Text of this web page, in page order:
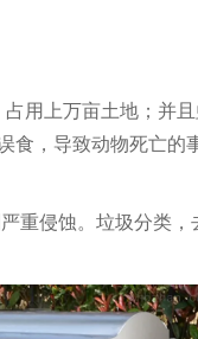
用上万亩土地；并
，导致动物死亡的
重侵蚀。垃圾分类